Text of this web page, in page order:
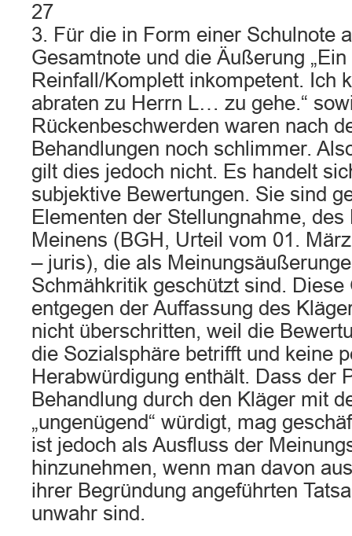
27
3. Für die in Form einer Schulnote
Gesamtnote und die Äußerung
Reinfall/Komplett inkompetent. Ich
abraten zu Herrn L… zu gehe.“
Rückenbeschwerden waren nach
Behandlungen noch schlimmer.
gilt dies jedoch nicht. Es handelt
subjektive Bewertungen. Sie sind
Elementen der Stellungnahme,
Meinens (BGH, Urteil vom 01.
– juris), die als
Schmähkritik geschützt sind. Diese
entgegen der Auffassung des
nicht überschritten, weil die
die Sozialsphäre betrifft und keine
Herabwürdigung enthält. Dass der
Behandlung durch den Kläger mit
„ungenügend“ würdigt, mag
ist jedoch als Ausfluss der
hinzunehmen, wenn man davon
ihrer Begründung angeführten
unwahr sind.